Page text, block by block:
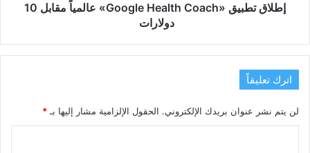
إطلاق تطبيق «Google Health Coach» عالمياً مقابل 10
دولارات
اترك تعليقاً
لن يتم نشر عنوان بريدك الإلكتروني. الحقول الإلزامية مشار إليها بـ*